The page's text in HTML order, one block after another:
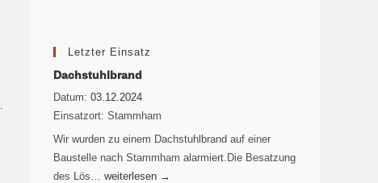
Letzter Einsatz
Dachstuhlbrand
Datum: 03.12.2024
Einsatzort: Stammham
Wir wurden zu einem Dachstuhlbrand auf einer
Baustelle nach Stammham alarmiert.Die Besatzung
des Lös… weiterlesen →